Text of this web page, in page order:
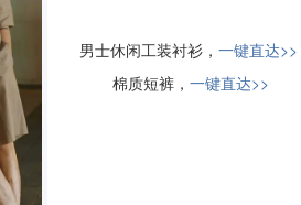
男士休闲工装衬衫， 一键直达>>
棉质短裤， 一键直达>>